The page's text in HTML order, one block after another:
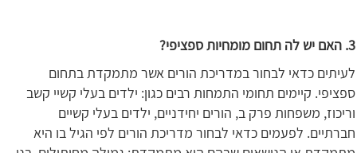
3. האם יש לה תחום מומחיות ספציפי?
לעיתים כדאי לבחור במדריכת הורים אשר מתמקדת בתחום
ספציפי. קיימים תחומי התמחות רבים כגון: ילדים בעלי קשיי קשב
וריכוז, משפחות פרק ב, הורים יחידניים, ילדים בעלי קשיים
חברתיים. לפעמים כדאי לבחור מדריכת הורים לפי הגיל בו היא